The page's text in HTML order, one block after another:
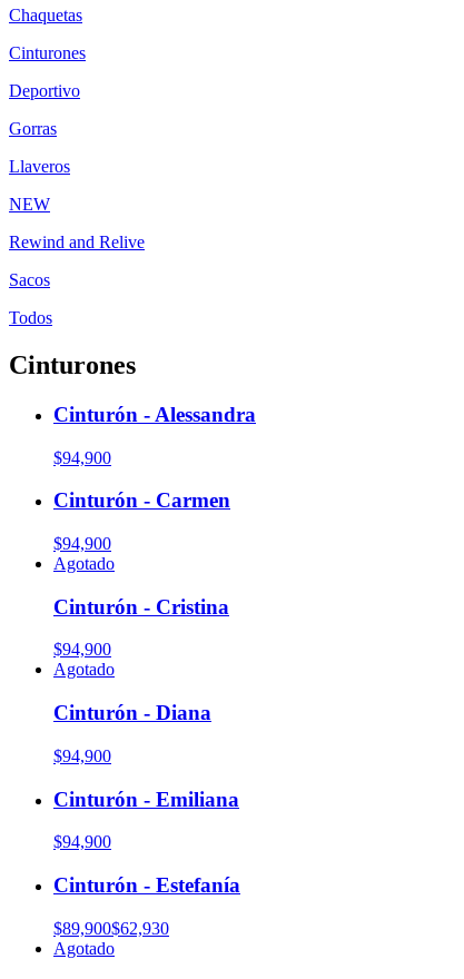
Chaquetas
Cinturones
Deportivo
Gorras
Llaveros
NEW
Rewind and Relive
Sacos
Todos
Cinturones
Cinturón - Alessandra
$94,900
Cinturón - Carmen
$94,900
Agotado
Cinturón - Cristina
$94,900
Agotado
Cinturón - Diana
$94,900
Cinturón - Emiliana
$94,900
Cinturón - Estefanía
$89,900$62,930
Agotado